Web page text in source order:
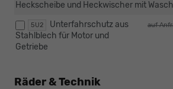
Heckscheibe und Heckwischer mit
5U2 auf
Unterfahrschutz aus
Stahlblech für Motor und
Getriebe
Räder & Technik